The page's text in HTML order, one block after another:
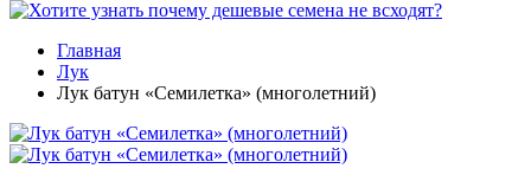
Главная
Лук
Лук батун «Семилетка» (многолетний)